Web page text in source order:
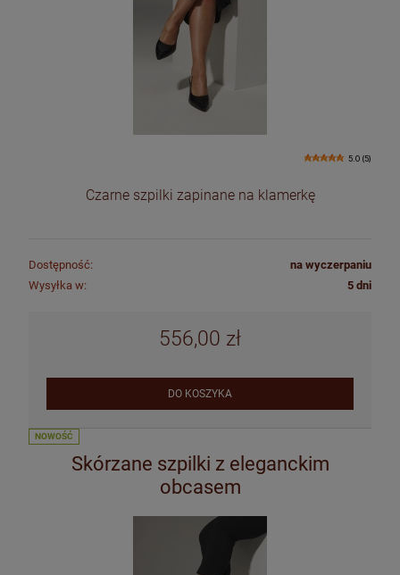
5.0 (5)
Czarne szpilki zapinane na klamerkę
Dostępność:
na wyczerpaniu
Wysyłka w:
5 dni
556,00 zł
DO KOSZYKA
Skórzane szpilki z eleganckim
obcasem
NOWOŚĆ